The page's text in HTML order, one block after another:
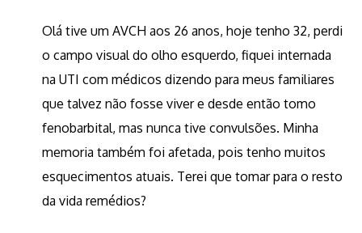
Olá tive um AVCH aos 26 anos, hoje tenho 32, perdi
o campo visual do olho esquerdo, fiquei internada
na UTI com médicos dizendo para meus familiares
que talvez não fosse viver e desde então tomo
fenobarbital, mas nunca tive convulsões. Minha
memoria também foi afetada, pois tenho muitos
esquecimentos atuais. Terei que tomar para o resto
da vida remédios?